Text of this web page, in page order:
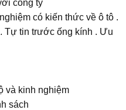
công ty
có kiến thức về ô tô .
Tự tin trước ống kính . Ưu
và kinh nghiệm
sách